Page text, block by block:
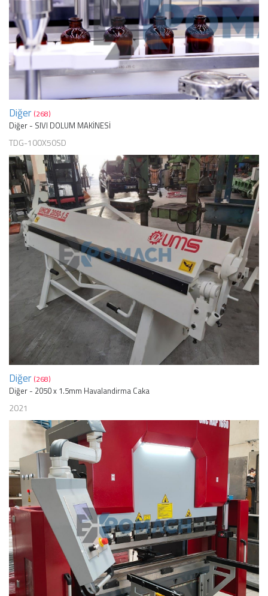
Diğer (268)
Diğer - SIVI DOLUM MAKİNESİ
TDG-100X50SD
Diğer (268)
Diğer - 2050 x 1.5mm Havalandirma Caka
2021